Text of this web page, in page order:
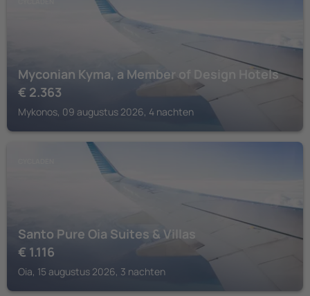
Myconian Kyma, a Member of Design Hotels
€ 2.363
Mykonos, 09 augustus 2026, 4 nachten
Santo Pure Oia Suites & Villas
€ 1.116
Oia, 15 augustus 2026, 3 nachten